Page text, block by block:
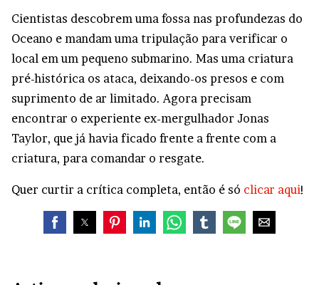
Cientistas descobrem uma fossa nas profundezas do
Oceano e mandam uma tripulação para verificar o
local em um pequeno submarino. Mas uma criatura
pré-histórica os ataca, deixando-os presos e com
suprimento de ar limitado. Agora precisam
encontrar o experiente ex-mergulhador Jonas
Taylor, que já havia ficado frente a frente com a
criatura, para comandar o resgate.
Quer curtir a crítica completa, então é só clicar aqui!